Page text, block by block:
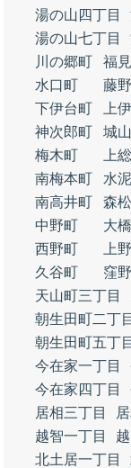
湯の山四丁目
湯の山七丁目
川の郷町
福
水口町
藤
下伊台町
上
神次郎町
城
梅木町
上
南梅本町
水
南高井町
森
中野町
大
西野町
上
久谷町
窪
天山町三丁目
朝生田町二丁目
朝生田町五丁目
今在家一丁目
今在家四丁目
居相三丁目
越智一丁目
北土居一丁目